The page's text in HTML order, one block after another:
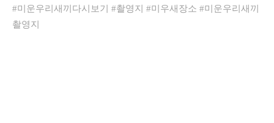
#미운우리새끼다시보기 #촬영지 #미우새장소 #미운우리새끼
촬영지